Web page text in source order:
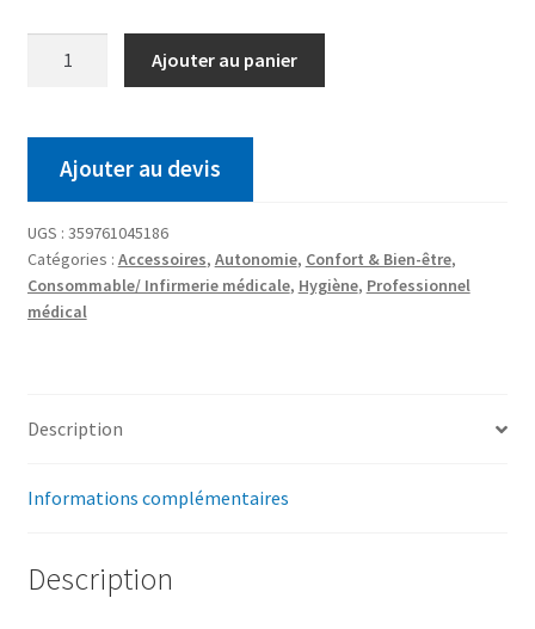
Ajouter au panier
Ajouter au devis
UGS : 359761045186
Catégories : Accessoires, Autonomie, Confort & Bien-être,
Consommable/ Infirmerie médicale, Hygiène, Professionnel
médical
Description
Informations complémentaires
Description